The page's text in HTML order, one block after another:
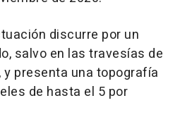
discurre por un
salvo en las travesías de
presenta una topografía
de hasta el 5 por